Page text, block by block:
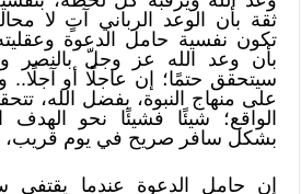
ثقة بأن الوعد الرباني آتٍ لا
تكون نفسية حامل الدعوة
بأن وعد الله عز وجلّ بالنصر
سيتحقق حتمًا؛ إن عاجلًا أو آجلًا..
على منهاج النبوة، بفضل الله،
الواقع؛ شيئًا فشيئًا نحو الهدف
بشكل سافر صريح في يوم قريب،
إن حامل الدعوة عندما يقتفي